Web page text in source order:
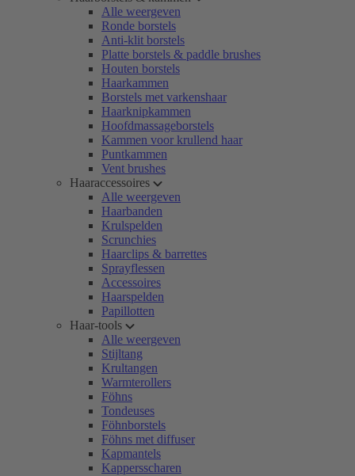
Alle weergeven
Ronde borstels
Anti-klit borstels
Platte borstels & paddle brushes
Houten borstels
Haarkammen
Borstels met varkenshaar
Haarknipkammen
Hoofdmassageborstels
Kammen voor krullend haar
Puntkammen
Vent brushes
Haaraccessoires
Alle weergeven
Haarbanden
Krulspelden
Scrunchies
Haarclips & barrettes
Sprayflessen
Accessoires
Haarspelden
Papillotten
Haar-tools
Alle weergeven
Stijltang
Krultangen
Warmterollers
Föhns
Tondeuses
Föhnborstels
Föhns met diffuser
Kapmantels
Kappersscharen